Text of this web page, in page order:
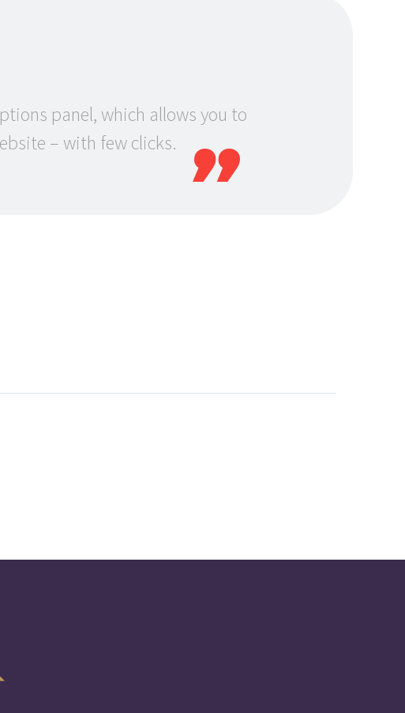
panel, which allows you to
– with few clicks.